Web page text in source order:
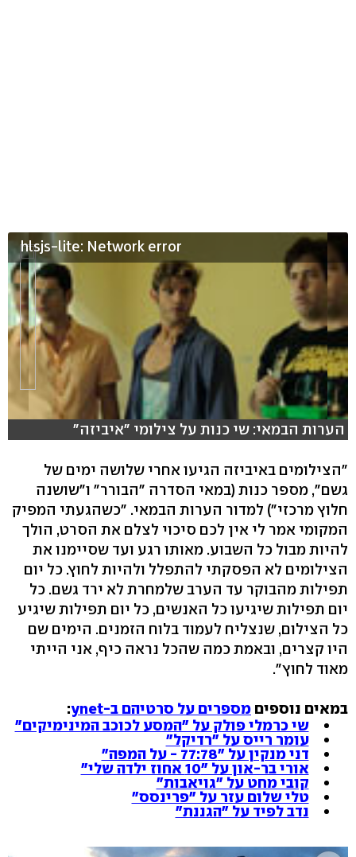
hlsjs-lite: Network error
הערות הבמאי: שי כנות על צילומי "איביזה"
"הצילומים באיביזה הגיעו אחרי שלושה ימים של
גשם", מספר כנות (במאי הסדרה "הבורר" ו"שושנה
חלוץ מרכזי") למדור הערות הבמאי. "כשהגעתי המפיק
המקומי אמר לי אין לכם סיכוי לצלם את הסרט, הולך
להיות מבול כל השבוע. מאותו רגע ועד שסיימנו את
הצילומים לא הפסקתי להתפלל ולהיות לחוץ. כל יום
תפילות מהבוקר עד הערב שלמחרת לא ירד גשם. כל
יום תפילות שיגיעו כל האנשים, כל יום תפילות שיגיע
כל הצילום, שנצליח לעמוד בלוח הזמנים. הימים שם
היו קצרים, ובאמת כמה שהכל נראה כיף, אני הייתי
מאוד לחוץ".
במאים נוספים מספרים על סרטיהם ב-ynet
:
שי כרמלי פולק על "המסע לכוכב המינימיקים"
עומר רייס על "רדיקל"
דני מנקין על "77:78 - על המפה"
אורי בר-און על "10 אחוז ילדה שלי"
קובי מחט על "גויאבות"
טלי שלום עזר על "פרינסס"
נדב לפיד על "הגננת"